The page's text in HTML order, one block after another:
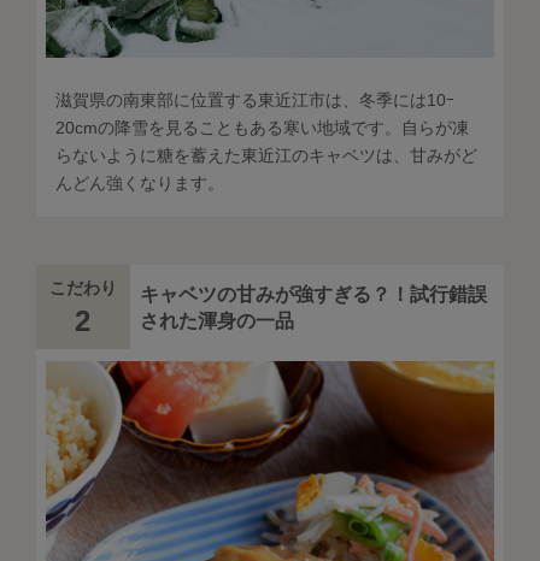
滋賀県の南東部に位置する東近江市は、冬季には10ｰ
20cmの降雪を見ることもある寒い地域です。自らが凍
らないように糖を蓄えた東近江のキャベツは、甘みがど
んどん強くなります。
こだわり
2
キャベツの甘みが強すぎる？！試行錯誤
された渾身の一品